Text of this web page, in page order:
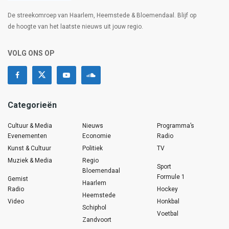
De streekomroep van Haarlem, Heemstede & Bloemendaal. Blijf op
de hoogte van het laatste nieuws uit jouw regio.
VOLG ONS OP
Categorieën
Cultuur & Media
Evenementen
Kunst & Cultuur
Muziek & Media
Gemist
Radio
Video
Nieuws
Economie
Politiek
Regio
Bloemendaal
Haarlem
Heemstede
Schiphol
Zandvoort
Programma’s
Radio
TV
Sport
Formule 1
Hockey
Honkbal
Voetbal